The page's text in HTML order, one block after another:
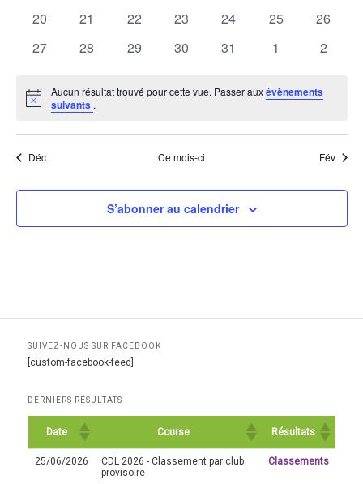
0
20
0
21
0
22
0
23
0
24
0
25
0
26
0
27
0
28
0
29
0
30
0
31
0
1
0
2
Notice
Aucun résultat trouvé pour cette vue. Passer auxévènements
suivants .
Déc Ce mois-ci Fév
S’abonner au calendrier
SUIVEZ-NOUS SUR FACEBOOK
[custom-facebook-feed]
DERNIERS RÉSULTATS
Date Course Résultats
25/06/2026
CDL 2026 - Classement par club
provisoire
Classements